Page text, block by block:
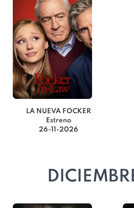
LA NUEVA FOCKER
Estreno
26-11-2026